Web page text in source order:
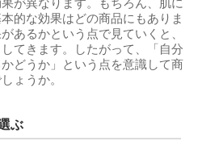
が異なります。もちろん、肌に
的な効果はどの商品にもありま
あるかという点で見ていくと、
てきます。したがって、「自分
どうか」という点を意識して商
ょうか。
ぶ